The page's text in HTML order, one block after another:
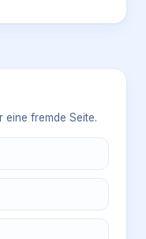
eine fremde Seite.